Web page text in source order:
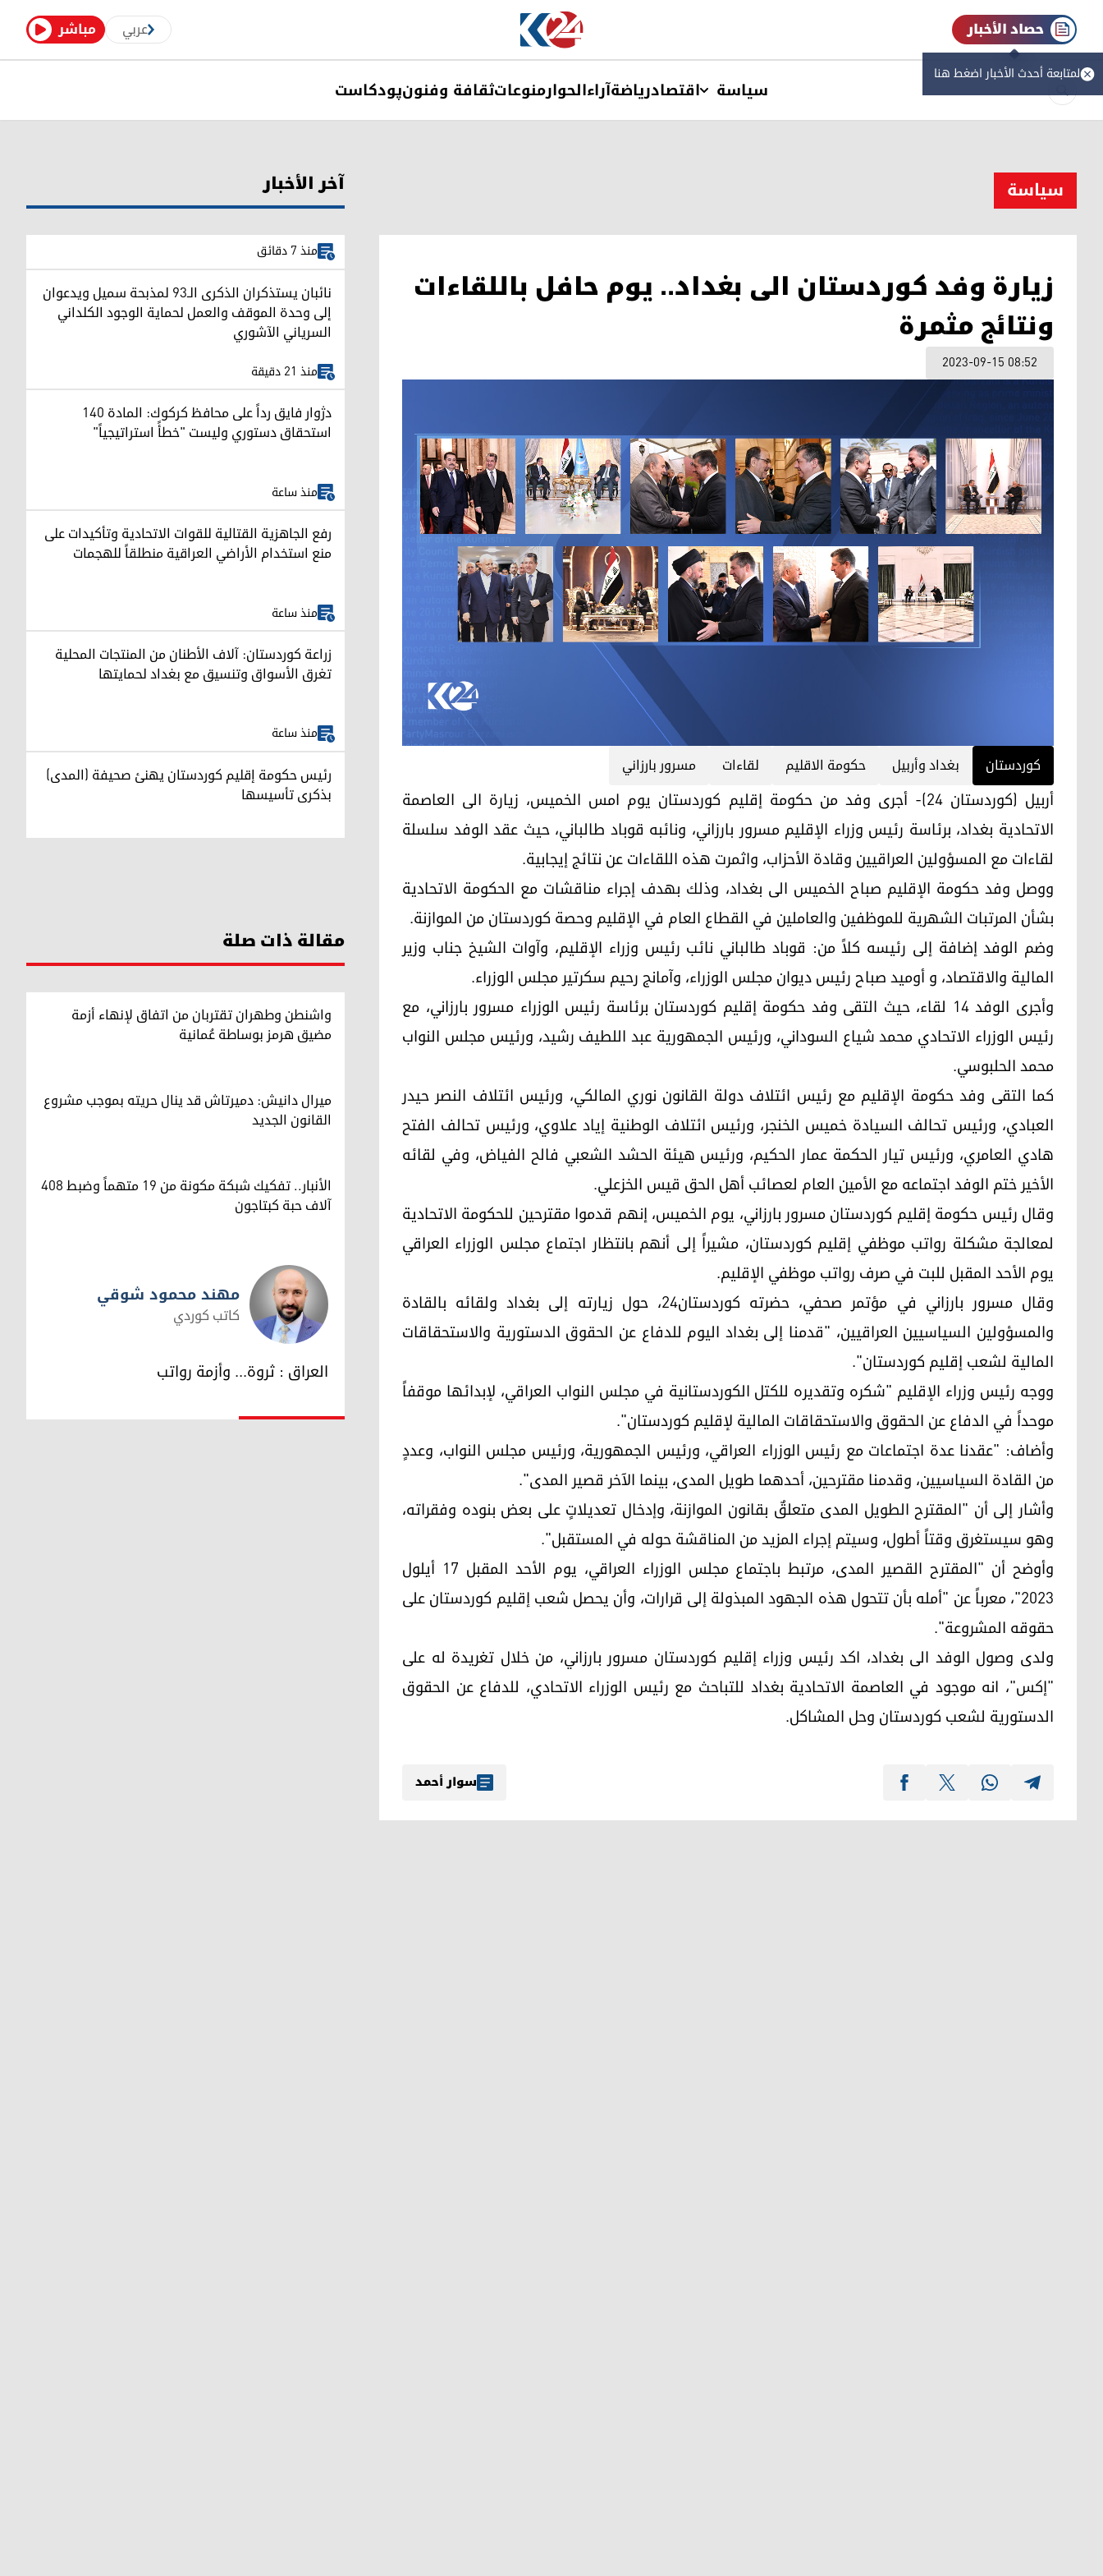
مباشر عربي حصاد الأخبار
لمتابعة أحدث الأخبار اضغط هنا
سیاسة اقتصادریاضةآراءالحوارمنوعاتثقافة وفنونپودکاست
سیاسة
زيارة وفد كوردستان الى بغداد.. يوم حافل باللقاءات
ونتائج مثمرة
2023-09-15 08:52
کوردستان بغداد وأربيل حكومة الاقليم لقاءات مسرور بارزاني
أربيل (كوردستان 24)- أجرى وفد من حكومة إقليم كوردستان يوم امس الخميس، زيارة الى العاصمة
الاتحادية بغداد، برئاسة رئيس وزراء الإقليم مسرور بارزاني، ونائبه قوباد طالباني، حيث عقد الوفد سلسلة
لقاءات مع المسؤولين العراقيين وقادة الأحزاب، واثمرت هذه اللقاءات عن نتائج إيجابية.
ووصل وفد حكومة الإقليم صباح الخميس الى بغداد، وذلك بهدف إجراء مناقشات مع الحكومة الاتحادية
بشأن المرتبات الشهرية للموظفين والعاملين في القطاع العام في الإقليم وحصة كوردستان من الموازنة.
وضم الوفد إضافة إلى رئيسه كلاً من: قوباد طالباني نائب رئيس وزراء الإقليم، وآوات الشيخ جناب وزير
المالية والاقتصاد، و أوميد صباح رئيس ديوان مجلس الوزراء، وآمانج رحيم سكرتير مجلس الوزراء.
وأجرى الوفد 14 لقاء، حيث التقى وفد حكومة إقليم كوردستان برئاسة رئيس الوزراء مسرور بارزاني، مع
رئيس الوزراء الاتحادي محمد شياع السوداني، ورئيس الجمهورية عبد اللطيف رشيد، ورئيس مجلس النواب
محمد الحلبوسي.
كما التقى وفد حكومة الإقليم مع رئيس ائتلاف دولة القانون نوري المالكي، ورئيس ائتلاف النصر حيدر
العبادي، ورئيس تحالف السيادة خميس الخنجر، ورئيس ائتلاف الوطنية إياد علاوي، ورئيس تحالف الفتح
هادي العامري، ورئيس تيار الحكمة عمار الحكيم، ورئيس هيئة الحشد الشعبي فالح الفياض، وفي لقائه
الأخير ختم الوفد اجتماعه مع الأمين العام لعصائب أهل الحق قيس الخزعلي.
وقال رئيس حكومة إقليم كوردستان مسرور بارزاني، يوم الخميس، إنهم قدموا مقترحين للحكومة الاتحادية
لمعالجة مشكلة رواتب موظفي إقليم كوردستان، مشيراً إلى أنهم بانتظار اجتماع مجلس الوزراء العراقي
يوم الأحد المقبل للبت في صرف رواتب موظفي الإقليم.
وقال مسرور بارزاني في مؤتمر صحفي، حضرته كوردستان24، حول زيارته إلى بغداد ولقائه بالقادة
والمسؤولين السياسيين العراقيين، "قدمنا إلى بغداد اليوم للدفاع عن الحقوق الدستورية والاستحقاقات
المالية لشعب إقليم كوردستان".
ووجه رئيس وزراء الإقليم "شكره وتقديره للكتل الكوردستانية في مجلس النواب العراقي، لإبدائها موقفاً
موحداً في الدفاع عن الحقوق والاستحقاقات المالية لإقليم كوردستان".
وأضاف: "عقدنا عدة اجتماعات مع رئيس الوزراء العراقي، ورئيس الجمهورية، ورئيس مجلس النواب، وعددٍ
من القادة السياسيين، وقدمنا مقترحين، أحدهما طويل المدى، بينما الآخر قصير المدى".
وأشار إلى أن "المقترح الطويل المدى متعلقٌ بقانون الموازنة، وإدخال تعديلاتٍ على بعض بنوده وفقراته،
وهو سيستغرق وقتاً أطول، وسيتم إجراء المزيد من المناقشة حوله في المستقبل".
وأوضح أن "المقترح القصير المدى، مرتبط باجتماع مجلس الوزراء العراقي، يوم الأحد المقبل 17 أيلول
2023"، معرباً عن "أمله بأن تتحول هذه الجهود المبذولة إلى قرارات، وأن يحصل شعب إقليم كوردستان على
حقوقه المشروعة".
ولدى وصول الوفد الى بغداد، اكد رئيس وزراء إقليم كوردستان مسرور بارزاني، من خلال تغريدة له على
"إكس"، انه موجود في العاصمة الاتحادية بغداد للتباحث مع رئيس الوزراء الاتحادي، للدفاع عن الحقوق
الدستورية لشعب كوردستان وحل المشاكل.
سوار أحمد
آخر الأخبار
منذ 7 دقائق
نائبان يستذكران الذكرى الـ93 لمذبحة سميل ويدعوان
إلى وحدة الموقف والعمل لحماية الوجود الكلداني
السرياني الآشوري
منذ 21 دقيقة
دژوار فايق رداً على محافظ كركوك: المادة 140
استحقاق دستوري وليست "خطأً استراتيجياً"
منذ ساعة
رفع الجاهزية القتالية للقوات الاتحادية وتأكيدات على
منع استخدام الأراضي العراقية منطلقاً للهجمات
منذ ساعة
زراعة كوردستان: آلاف الأطنان من المنتجات المحلية
تغرق الأسواق وتنسيق مع بغداد لحمايتها
منذ ساعة
رئيس حكومة إقليم كوردستان يهنئ صحيفة (المدى)
بذكرى تأسيسها
مقالة ذات صلة
واشنطن وطهران تقتربان من اتفاق لإنهاء أزمة
مضيق هرمز بوساطة عُمانية
ميرال دانيش: دميرتاش قد ينال حريته بموجب مشروع
القانون الجديد
الأنبار.. تفكيك شبكة مكونة من 19 متهماً وضبط 408
آلاف حبة كبتاجون
مهند محمود شوقي
مهند محمود شوقي
كاتب كوردي
العراق : ثروة... وأزمة رواتب